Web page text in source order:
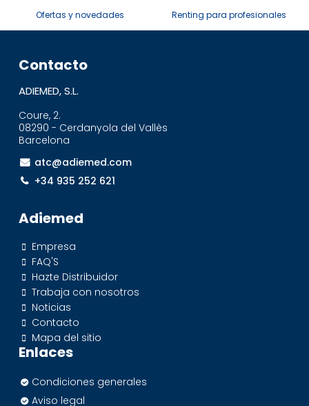
Ofertas y novedades Renting para profesionales
Contacto
ADIEMED, S.L.
Coure, 2.
08290 - Cerdanyola del Vallès
Barcelona
atc@adiemed.com
+34 935 252 621
Adiemed
Empresa
FAQ'S
Hazte Distribuidor
Trabaja con nosotros
Noticias
Contacto
Mapa del sitio
Enlaces
Condiciones generales
Aviso legal